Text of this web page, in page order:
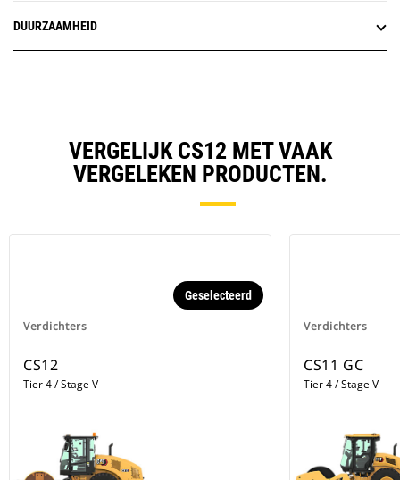
DUURZAAMHEID
VERGELIJK CS12 MET VAAK
VERGELEKEN PRODUCTEN.
Verdichters
Geselecteerd
CS12
Tier 4 / Stage V
Verdichters
CS11 GC
Tier 4 / Stage V